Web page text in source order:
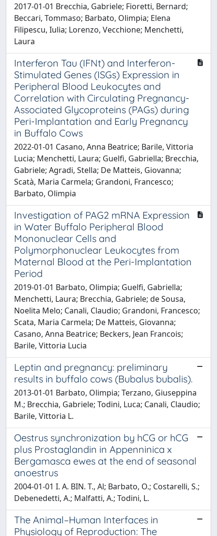
2017-01-01 Brecchia, Gabriele; Fioretti, Bernard;
Beccari, Tommaso; Barbato, Olimpia; Elena
Filipescu, Iulia; Lorenzo, Vecchione; Menchetti,
Laura
Interferon Tau (IFNt) and Interferon-
Stimulated Genes (ISGs) Expression in
Peripheral Blood Leukocytes and
Correlation with Circulating Pregnancy-
Associated Glycoproteins (PAGs) during
Peri-Implantation and Early Pregnancy
in Buffalo Cows
2022-01-01 Casano, Anna Beatrice; Barile, Vittoria
Lucia; Menchetti, Laura; Guelfi, Gabriella; Brecchia,
Gabriele; Agradi, Stella; De Matteis, Giovanna;
Scatà, Maria Carmela; Grandoni, Francesco;
Barbato, Olimpia
Investigation of PAG2 mRNA Expression
in Water Buffalo Peripheral Blood
Mononuclear Cells and
Polymorphonuclear Leukocytes from
Maternal Blood at the Peri-Implantation
Period
2019-01-01 Barbato, Olimpia; Guelfi, Gabriella;
Menchetti, Laura; Brecchia, Gabriele; de Sousa,
Noelita Melo; Canali, Claudio; Grandoni, Francesco;
Scata, Maria Carmela; De Matteis, Giovanna;
Casano, Anna Beatrice; Beckers, Jean Francois;
Barile, Vittoria Lucia
Leptin and pregnancy: preliminary
results in buffalo cows (Bubalus bubalis).
2013-01-01 Barbato, Olimpia; Terzano, Giuseppina
M.; Brecchia, Gabriele; Todini, Luca; Canali, Claudio;
Barile, Vittoria L.
Oestrus synchronization by hCG or hCG
plus Prostaglandin in Appenninica x
Bergamasca ewes at the end of seasonal
anoestrus
2004-01-01 I. A. BIN. T., Al; Barbato, O.; Costarelli, S.;
Debenedetti, A.; Malfatti, A.; Todini, L.
The Animal–Human Interfaces in
Physiology of Reproduction: The